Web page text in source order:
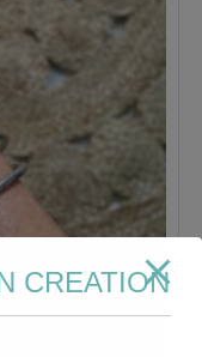
CREATION